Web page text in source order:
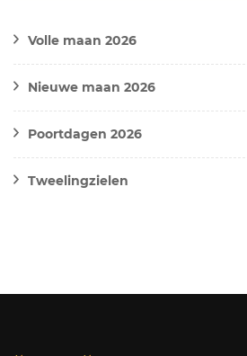
Volle maan 2026
Nieuwe maan 2026
Poortdagen 2026
Tweelingzielen